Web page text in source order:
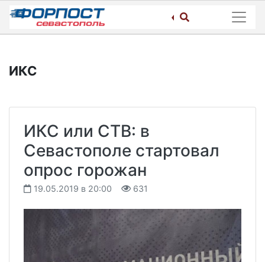
Skip
content
ИКС
ИКС или СТВ: в
Севастополе стартовал
опрос горожан
19.05.2019 в 20:00 631